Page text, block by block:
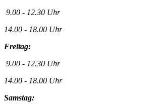
9.00 - 12.30 Uhr
14.00 - 18.00 Uhr
Freitag:
9.00 - 12.30 Uhr
14.00 - 18.00 Uhr
Samstag: